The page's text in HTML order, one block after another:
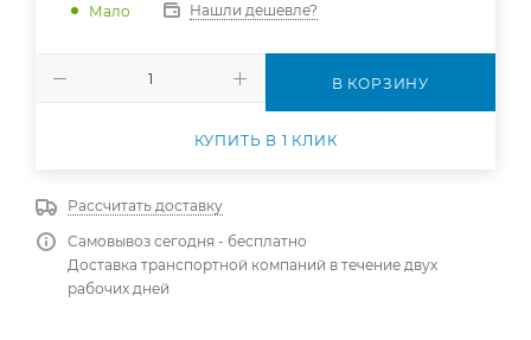
Мало Нашли дешевле?
В КОРЗИНУ
КУПИТЬ В 1 КЛИК
Рассчитать доставку
Самовывоз сегодня - бесплатно
Доставка транспортной компаний в течение двух
рабочих дней